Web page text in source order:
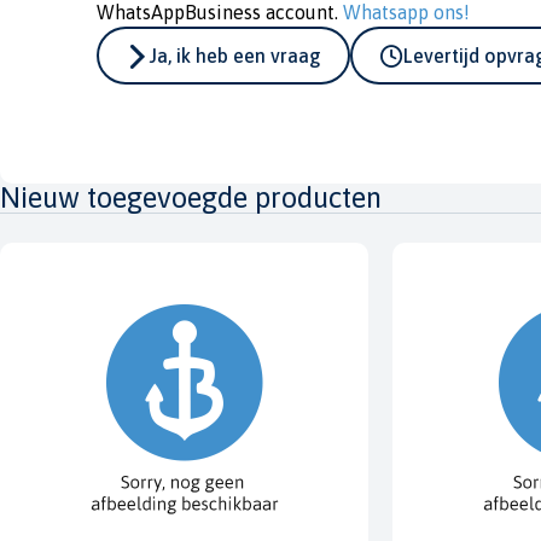
WhatsAppBusiness account. Whatsapp ons!
Ja, ik heb een vraag
Levertijd
Nieuw toegevoegde producten